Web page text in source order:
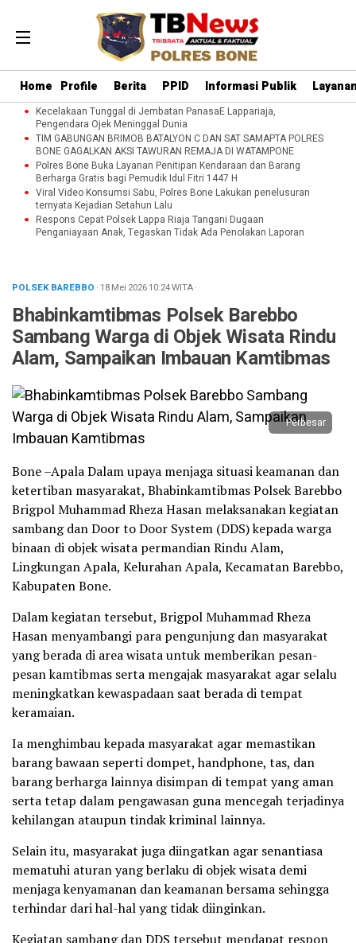
Home Profile Berita PPID Informasi Publik
Kecelakaan Tunggal di Jembatan PanasaE Lappariaja,
Pengendara Ojek Meninggal Dunia
TIM GABUNGAN BRIMOB BATALYON C DAN SAT SAMAPTA POLRES
BONE GAGALKAN AKSI TAWURAN REMAJA DI WATAMPONE
Polres Bone Buka Layanan Penitipan Kendaraan dan Barang
Berharga Gratis bagi Pemudik Idul Fitri 1447 H
Viral Video Konsumsi Sabu, Polres Bone Lakukan penelusuran
ternyata Kejadian Setahun Lalu
Respons Cepat Polsek Lappa Riaja Tangani Dugaan
Penganiayaan Anak, Tegaskan Tidak Ada Penolakan Laporan
POLSEK BAREBBO · 18 Mei 202610:24WITA·
Bhabinkamtibmas Polsek Barebbo
Sambang Warga di Objek Wisata Rindu
Alam, Sampaikan Imbauan Kamtibmas
Perbesar
Bone –Apala Dalam upaya menjaga situasi keamanan dan
ketertiban masyarakat, Bhabinkamtibmas Polsek Barebbo
Brigpol Muhammad Rheza Hasan melaksanakan kegiatan
sambang dan Door to Door System (DDS) kepada warga
binaan di objek wisata permandian Rindu Alam,
Lingkungan Apala, Kelurahan Apala, Kecamatan Barebbo,
Kabupaten Bone.
Dalam kegiatan tersebut, Brigpol Muhammad Rheza
Hasan menyambangi para pengunjung dan masyarakat
yang berada di area wisata untuk memberikan pesan-
pesan kamtibmas serta mengajak masyarakat agar selalu
meningkatkan kewaspadaan saat berada di tempat
keramaian.
Ia menghimbau kepada masyarakat agar memastikan
barang bawaan seperti dompet, handphone, tas, dan
barang berharga lainnya disimpan di tempat yang aman
serta tetap dalam pengawasan guna mencegah terjadinya
kehilangan ataupun tindak kriminal lainnya.
Selain itu, masyarakat juga diingatkan agar senantiasa
mematuhi aturan yang berlaku di objek wisata demi
menjaga kenyamanan dan keamanan bersama sehingga
terhindar dari hal-hal yang tidak diinginkan.
Kegiatan sambang dan DDS tersebut mendapat respon